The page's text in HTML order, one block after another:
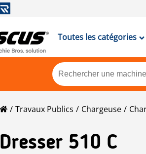
Toutes les catégories
Travaux Publics Chargeuse
Dresser 510 C